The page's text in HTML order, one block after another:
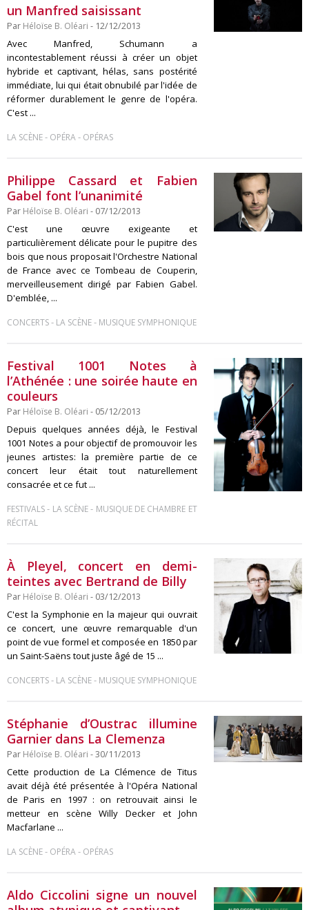
un Manfred saisissant
Par Héloïse B. Oléari - 12/12/2013
Avec Manfred, Schumann a
incontestablement réussi à créer un objet
hybride et captivant, hélas, sans postérité
immédiate, lui qui était obnubilé par l'idée de
réformer durablement le genre de l'opéra.
C'est ...
LA SCÈNE- OPÉRA- OPÉRAS
Philippe Cassard et Fabien
Gabel font l’unanimité
Par Héloïse B. Oléari - 07/12/2013
C'est une œuvre exigeante et
particulièrement délicate pour le pupitre des
bois que nous proposait l'Orchestre National
de France avec ce Tombeau de Couperin,
merveilleusement dirigé par Fabien Gabel.
D'emblée, ...
CONCERTS- LA SCÈNE- MUSIQUE SYMPHONIQUE
Festival 1001 Notes à
l’Athénée : une soirée haute en
couleurs
Par Héloïse B. Oléari - 05/12/2013
Depuis quelques années déjà, le Festival
1001 Notes a pour objectif de promouvoir les
jeunes artistes: la première partie de ce
concert leur était tout naturellement
consacrée et ce fut ...
FESTIVALS- LA SCÈNE- MUSIQUE DE CHAMBRE ET
RÉCITAL
À Pleyel, concert en demi-
teintes avec Bertrand de Billy
Par Héloïse B. Oléari - 03/12/2013
C'est la Symphonie en la majeur qui ouvrait
ce concert, une œuvre remarquable d'un
point de vue formel et composée en 1850 par
un Saint-Saëns tout juste âgé de 15 ...
CONCERTS- LA SCÈNE- MUSIQUE SYMPHONIQUE
Stéphanie d’Oustrac illumine
Garnier dans La Clemenza
Par Héloïse B. Oléari - 30/11/2013
Cette production de La Clémence de Titus
avait déjà été présentée à l'Opéra National
de Paris en 1997 : on retrouvait ainsi le
metteur en scène Willy Decker et John
Macfarlane ...
LA SCÈNE- OPÉRA- OPÉRAS
Aldo Ciccolini signe un nouvel